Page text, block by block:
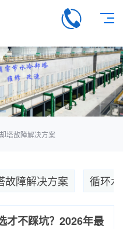
塔故障解决方案
故障解决方案 循环
才不踩坑？2026年最